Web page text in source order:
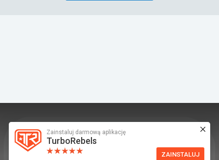
Zainstaluj darmową aplikację
TurboRebels
ZAINSTALUJ
TurboRebels to platforma społecznościowa i
aplikacja mobilna dla fanów motoryzacji.